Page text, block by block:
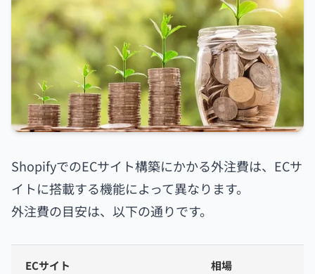
ShopifyでのECサイト構築にかかる外注費は、ECサ
イトに搭載する機能によって異なります。
外注費の目安は、以下の通りです。
ECサイト 相場